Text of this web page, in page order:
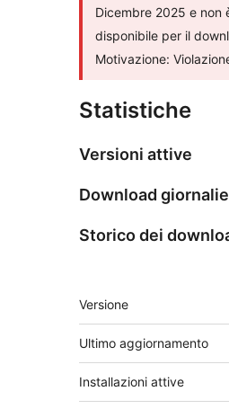
Dicembre 2025 e non
disponibile per il
Motivazione:
Statistiche
Versioni attive
Download
Storico dei
Meta
Versione
Ultimo aggiornamento
Installazioni attive